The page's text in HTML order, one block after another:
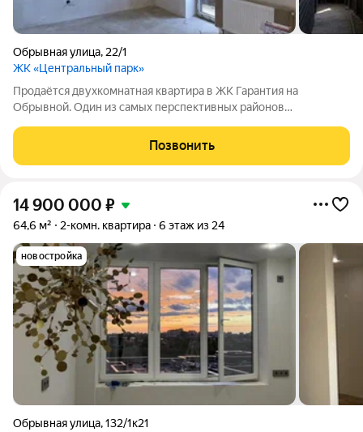
Обрывная улица, 22/1
ЖК «Центральный парк»
Продаётся двухкомнатная квартира в ЖК Гарантия на
Обрывной. Один из самых перспективных районов
начинать ремонт без лишних затрат на демонтаж. Всё рядом:
магазины, школы, детские сады,
Позвонить
14 900 000 ₽
64,6 м² 2-комн. квартира 6 этаж из 24
новостройка
Обрывная улица,132/1к21